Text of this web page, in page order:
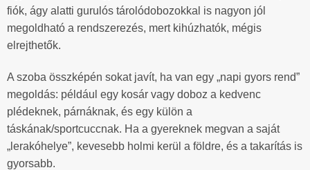
fiók, ágy alatti gurulós tárolódobozokkal is nagyon jól
megoldható a rendszerezés, mert kihúzhatók, mégis
elrejthetők.
A szoba összképén sokat javít, ha van egy „napi gyors rend”
megoldás: például egy kosár vagy doboz a kedvenc
plédeknek, párnáknak, és egy külön a
táskának/sportcuccnak. Ha a gyereknek megvan a saját
„lerakóhelye”, kevesebb holmi kerül a földre, és a takarítás is
gyorsabb.